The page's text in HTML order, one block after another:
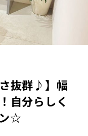
抜群♪】幅
自分らしく
☆